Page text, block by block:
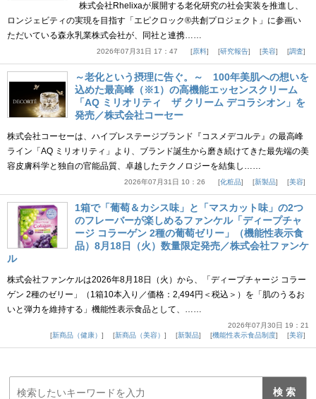
株式会社Rhelixaが展開する老化研究の社会実装を推進し、
ロンジェビティの実現を目指す「エピクロック®共創プロジェクト」に参画い
ただいている森永乳業株式会社が、同社と連携……
2026年07月31日 17：47 原料 研究報告 美容 調査
～老化という摂理に告ぐ。～ 100年美肌への想いを
込めた最高峰（※1）の高機能エッセンスクリーム
「AQ ミリオリティ ザ クリーム デコラシオン」を
発売／株式会社コーセー
株式会社コーセーは、ハイプレステージブランド『コスメデコルテ』の最高峰
ライン「AQ ミリオリティ」より、ブランド誕生から磨き続けてきた最先端の美
容皮膚科学と独自の官能品質、卓越したテクノロジーを結集し……
2026年07月31日 10：26 化粧品 新製品 美容
1箱で「葡萄＆カシス味」と「マスカット味」の2つ
のフレーバーが楽しめるファンケル「ディープチャ
ージ コラーゲン 2種の葡萄ゼリー」（機能性表示食
品）8月18日（火）数量限定発売／株式会社ファンケ
ル
株式会社ファンケルは2026年8月18日（火）から、「ディープチャージ コラー
ゲン 2種のゼリー」（1箱10本入り／価格：2,494円＜税込＞）を「肌のうるお
いと弾力を維持する」機能性表示食品として、……
2026年07月30日 19：21
新商品（健康）
新商品（美容） 新製品 機能性表示食品制度 美容